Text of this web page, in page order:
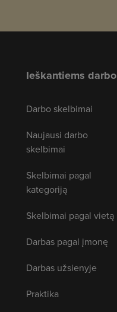
Ieškantiems darbo
Darbo skelbimai
Naujausi darbo
skelbimai
Skelbimai pagal
kategoriją
Skelbimai pagal vietą
Darbas pagal įmonę
Darbas užsienyje
Praktika